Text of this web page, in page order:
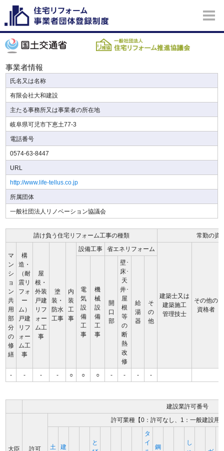
事業者情報
氏名又は名称
有限会社大和建設
主たる事務所又は事業者の所在地
岐阜県可児市下恵土77-3
電話番号
0574-63-8447
URL
http://www.life-tellus.co.jp
所属団体
一般社団法人リノベーション協議会
請け負う住宅リフォーム工事の種類 常勤の資
マ
ン
シ
ョ
ン
共
用
部
分
の
修
繕
構
造・
（耐
震リ
フォ
ー
ム）
戸建
リフ
ォー
ム工
事
屋
根・
外装
戸建
リフ
ォー
ム工
事
塗
装・
防水
工事
内
装
工
事
設備工事 省エネリフォーム
建築士又は
建築施工
管理技士
その他の
資格者
電
気
設
備
工
事
機
械
設
備
工
事
開
口
部
壁･
床･
天
井･
屋
根
等
の
断
熱
改
修
給
湯
器
そ
の
他
- - - - ○ ○ ○ - - - -
建設業許可番号
大臣
許可
許可業種【0：許可なし、1：一般建設用
土
建
と
タ
イ
鋼
し